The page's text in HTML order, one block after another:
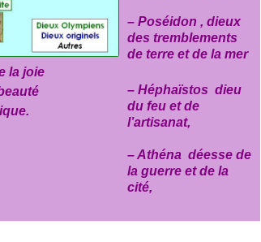
la joie
– Poséidon , dieux
des tremblements
de terre et de la mer
– Héphaïstos dieu
du feu et de
l’artisanat,
– Athéna déesse de
la guerre et de la
cité,